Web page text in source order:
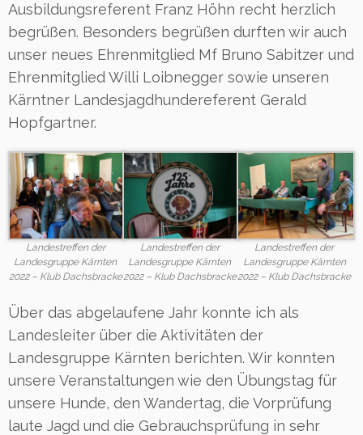
Ausbildungsreferent Franz Höhn recht herzlich
begrüßen. Besonders begrüßen durften wir auch
unser neues Ehrenmitglied Mf Bruno Sabitzer und
Ehrenmitglied Willi Loibnegger sowie unseren
Kärntner Landesjagdhundereferent Gerald
Hopfgartner.
Landestreffen der
Landesgruppe Kärnten
2022 – Klub Dachsbracke
Landestreffen der
Landesgruppe Kärnten
2022 – Klub Dachsbracke
Landestreffen der
Landesgruppe Kärnten
2022 – Klub Dachsbracke
Über das abgelaufene Jahr konnte ich als
Landesleiter über die Aktivitäten der
Landesgruppe Kärnten berichten. Wir konnten
unsere Veranstaltungen wie den Übungstag für
unsere Hunde, den Wandertag, die Vorprüfung
laute Jagd und die Gebrauchsprüfung in sehr